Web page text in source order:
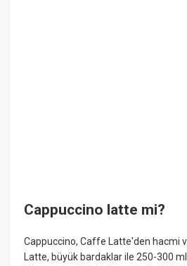
Cappuccino latte mi?
Cappuccino, Caffe Latte'den hacmi
Latte, büyük bardaklar ile 250-300